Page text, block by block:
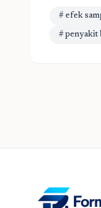
# efek
# penyakit